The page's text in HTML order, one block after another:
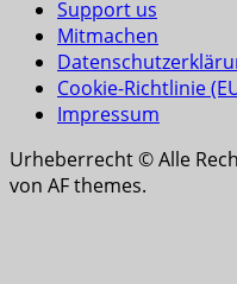
Support us
Mitmachen
Cookie-Richtlinie
Impressum
Urheberrecht © Alle
von AF themes.